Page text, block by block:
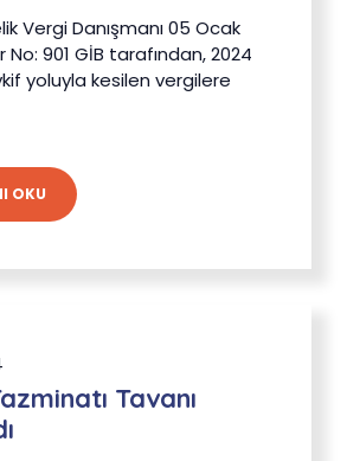
Vergi Danışmanı 05 Ocak
No: 901 GİB tarafından, 2024
yoluyla kesilen vergilere
OKU
Tavanı